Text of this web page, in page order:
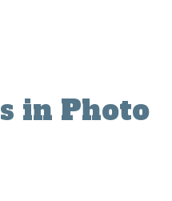
in Photo